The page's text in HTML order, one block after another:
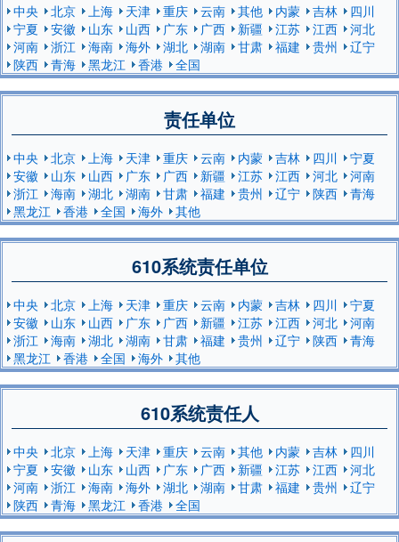
中央 北京 上海 天津 重庆 云南 其他 内蒙 吉林
四川
宁夏
安徽 山东 山西 广东 广西 新疆 江苏 江西
河北
河南
浙江 海南 海外 湖北 湖南 甘肃 福建 贵州
辽宁
陕西
青海 黑龙江 香港 全国
责任单位
中央 北京 上海 天津 重庆 云南 内蒙 吉林 四川
宁夏
安徽
山东 山西 广东 广西 新疆 江苏 江西 河北
河南
浙江
海南 湖北 湖南 甘肃 福建 贵州 辽宁 陕西
青海
黑龙江
香港 全国 海外 其他
610系统责任单位
中央 北京 上海 天津 重庆 云南 内蒙 吉林 四川
宁夏
安徽
山东 山西 广东 广西 新疆 江苏 江西 河北
河南
浙江
海南 湖北 湖南 甘肃 福建 贵州 辽宁 陕西
青海
黑龙江
香港 全国 海外 其他
610系统责任人
中央 北京 上海 天津 重庆 云南 其他 内蒙 吉林
四川
宁夏
安徽 山东 山西 广东 广西 新疆 江苏 江西
河北
河南
浙江 海南 海外 湖北 湖南 甘肃 福建 贵州
辽宁
陕西
青海 黑龙江 香港 全国